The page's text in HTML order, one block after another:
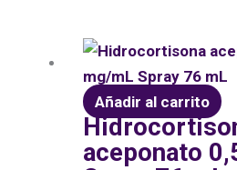
Añadir al carrito
aceponato